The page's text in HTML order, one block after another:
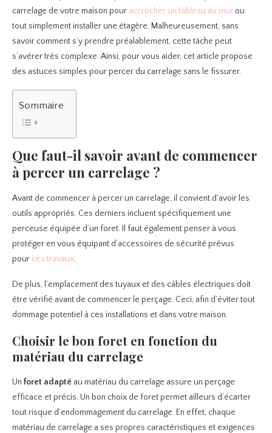
carrelage de votre maison pour accrocher un tableau au mur ou
tout simplement installer une étagère. Malheureusement, sans
savoir comment s’y prendre préalablement, cette tâche peut
s’avérer très complexe. Ainsi, pour vous aider, cet article propose
des astuces simples pour percer du carrelage sans le fissurer.
Sommaire
Que faut-il savoir avant de commencer
à percer un carrelage ?
Avant de commencer à percer un carrelage, il convient d’avoir les
outils appropriés. Ces derniers incluent spécifiquement une
perceuse équipée d’un foret. Il faut également penser à vous
protéger en vous équipant d’accessoires de sécurité prévus
pour ces travaux.
De plus, l’emplacement des tuyaux et des câbles électriques doit
être vérifié avant de commencer le perçage. Ceci, afin d’éviter tout
dommage potentiel à ces installations et dans votre maison.
Choisir le bon foret en fonction du
matériau du carrelage
Un foret adapté au matériau du carrelage assure un perçage
efficace et précis. Un bon choix de foret permet ailleurs d’écarter
tout risque d’endommagement du carrelage. En effet, chaque
matériau de carrelage a ses propres caractéristiques et exigences